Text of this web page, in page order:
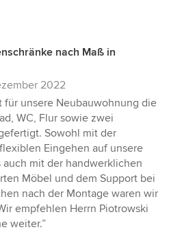
nach Maß in
2022
für unsere Neubauwohnung die
WC, Flur sowie zwei
Sowohl mit der
Eingehen auf unsere
auch mit der handwerklichen
Möbel und dem Support bei
nach der Montage waren wir
empfehlen Herrn Piotrowski
weiter.”